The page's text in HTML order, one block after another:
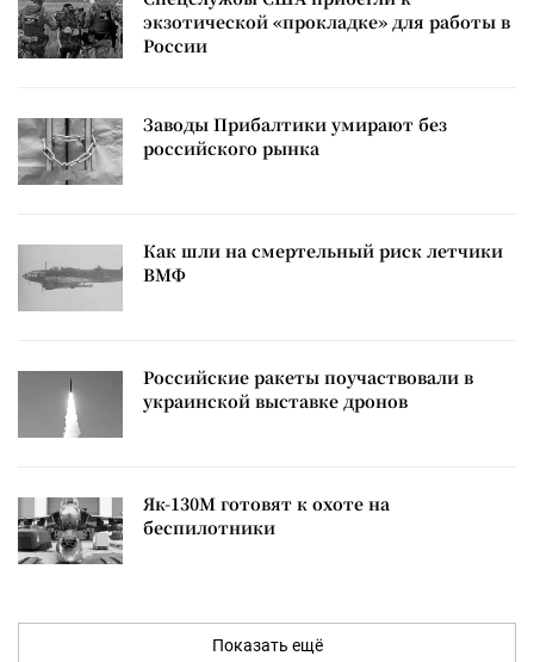
экзотической «прокладке» для работы в
России
Заводы Прибалтики умирают без
российского рынка
Как шли на смертельный риск летчики
ВМФ
Российские ракеты поучаствовали в
украинской выставке дронов
Як-130М готовят к охоте на
беспилотники
Показать ещё